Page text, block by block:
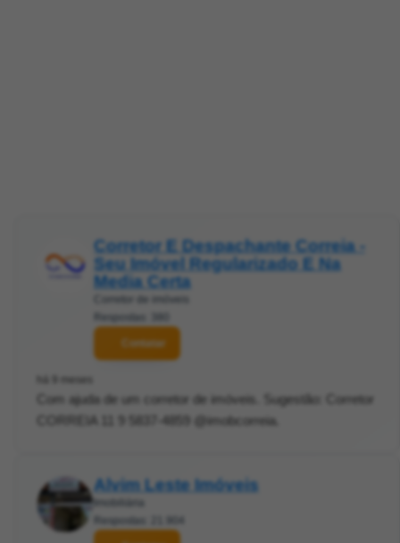
Corretor E Despachante Correia -
Seu Imóvel Regularizado E Na
Media Certa
Corretor de imóveis
Respostas: 380
Contatar
há 9 meses
Com ajuda de um corretor de imóveis. Sugestão: Corretor
CORREIA 11 9 5837-4859 @imobcorreia.
Alvim Leste Imóveis
Imobiliária
Respostas: 21.904